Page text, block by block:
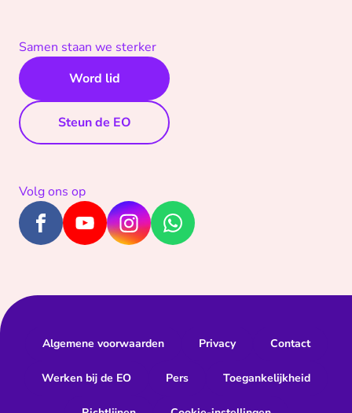
Samen staan we sterker
Word lid
Steun de EO
Volg ons op
Algemene voorwaarden Privacy Contact
Werken bij de EO Pers Toegankelijkheid